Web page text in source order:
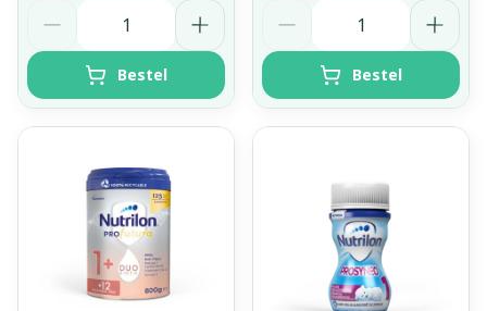
Bestel Bestel